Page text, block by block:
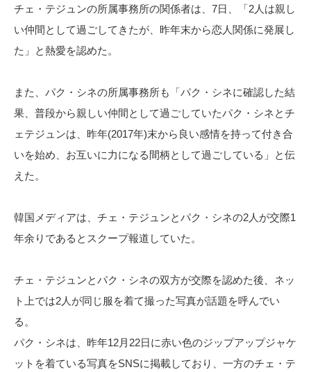
チェ・テジュンの所属事務所の関係者は、7日、「2人は親し
い仲間として過ごしてきたが、昨年末から恋人関係に発展し
た」と熱愛を認めた。
また、パク・シネの所属事務所も「パク・シネに確認した結
果、普段から親しい仲間として過ごしていたパク・シネとチ
ェテジュンは、昨年(2017年)末から良い感情を持って付き合
いを始め、お互いに力になる間柄として過ごしている」と伝
えた。
韓国メディアは、チェ・テジュンとパク・シネの2人が交際1
年余りであるとスクープ報道していた。
チェ・テジュンとパク・シネの双方が交際を認めた後、ネッ
ト上では2人が同じ服を着て撮った写真が話題を呼んでい
る。
パク・シネは、昨年12月22日に赤い色のジップアップジャケ
ットを着ている写真をSNSに掲載しており、一方のチェ・テ